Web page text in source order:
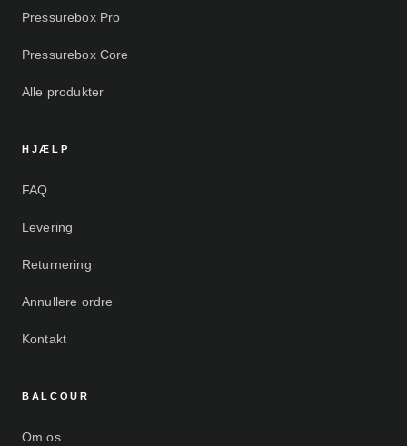
Pressurebox Pro
Pressurebox Core
Alle produkter
HJÆLP
FAQ
Levering
Returnering
Annullere ordre
Kontakt
BALCOUR
Om os